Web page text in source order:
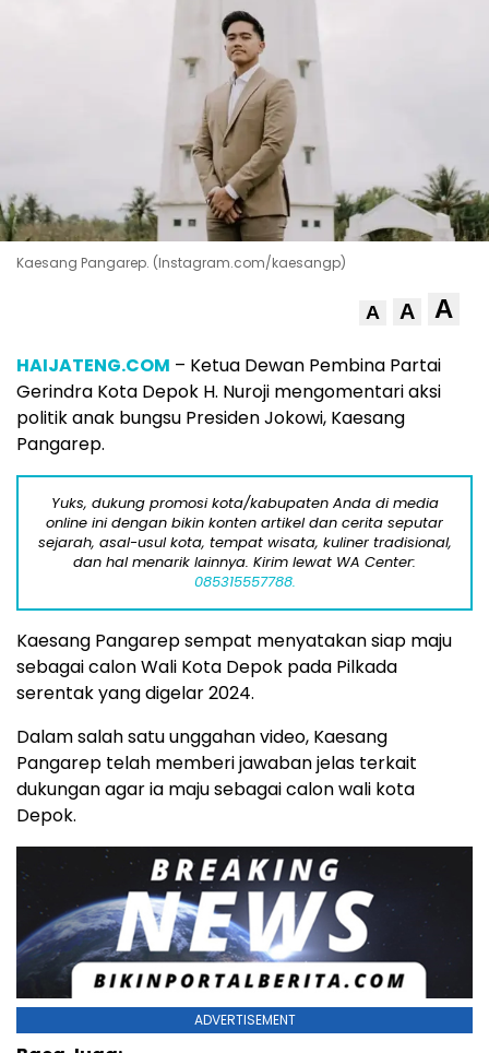
Kaesang Pangarep. (Instagram.com/kaesangp)
A A A
HAIJATENG.COM – Ketua Dewan Pembina Partai
Gerindra Kota Depok H. Nuroji mengomentari aksi
politik anak bungsu Presiden Jokowi, Kaesang
Pangarep.
Yuks, dukung promosi kota/kabupaten Anda di media
online ini dengan bikin konten artikel dan cerita seputar
sejarah, asal-usul kota, tempat wisata, kuliner tradisional,
dan hal menarik lainnya. Kirim lewat WA Center:
085315557788.
Kaesang Pangarep sempat menyatakan siap maju
sebagai calon Wali Kota Depok pada Pilkada
serentak yang digelar 2024.
Dalam salah satu unggahan video, Kaesang
Pangarep telah memberi jawaban jelas terkait
dukungan agar ia maju sebagai calon wali kota
Depok.
ADVERTISEMENT